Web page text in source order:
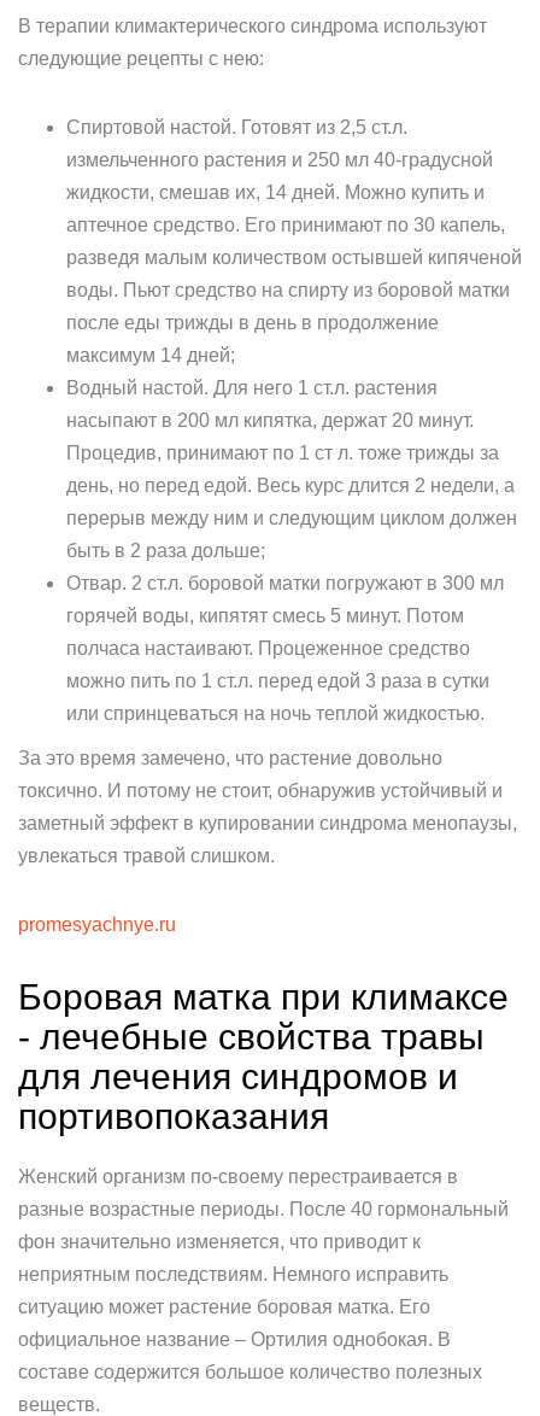
В терапии климактерического синдрома используют
следующие рецепты с нею:
Спиртовой настой. Готовят из 2,5 ст.л.
измельченного растения и 250 мл 40-градусной
жидкости, смешав их, 14 дней. Можно купить и
аптечное средство. Его принимают по 30 капель,
разведя малым количеством остывшей кипяченой
воды. Пьют средство на спирту из боровой матки
после еды трижды в день в продолжение
максимум 14 дней;
Водный настой. Для него 1 ст.л. растения
насыпают в 200 мл кипятка, держат 20 минут.
Процедив, принимают по 1 ст л. тоже трижды за
день, но перед едой. Весь курс длится 2 недели, а
перерыв между ним и следующим циклом должен
быть в 2 раза дольше;
Отвар. 2 ст.л. боровой матки погружают в 300 мл
горячей воды, кипятят смесь 5 минут. Потом
полчаса настаивают. Процеженное средство
можно пить по 1 ст.л. перед едой 3 раза в сутки
или спринцеваться на ночь теплой жидкостью.
За это время замечено, что растение довольно
токсично. И потому не стоит, обнаружив устойчивый и
заметный эффект в купировании синдрома менопаузы,
увлекаться травой слишком.
promesyachnye.ru
Боровая матка при климаксе
- лечебные свойства травы
для лечения синдромов и
портивопоказания
Женский организм по-своему перестраивается в
разные возрастные периоды. После 40 гормональный
фон значительно изменяется, что приводит к
неприятным последствиям. Немного исправить
ситуацию может растение боровая матка. Его
официальное название – Ортилия однобокая. В
составе содержится большое количество полезных
веществ.